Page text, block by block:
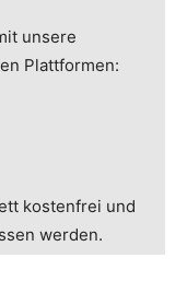
unsere
Plattformen:
kostenfrei und
werden.